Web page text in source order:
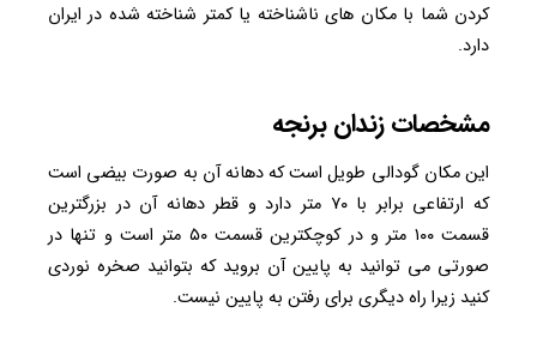
کردن شما با مکان های ناشناخته یا کمتر شناخته شده در ایران
دارد.
مشخصات زندان برنجه
این مکان گودالی طویل است که دهانه آن به صورت بیضی است
که ارتفاعی برابر با ۷۰ متر دارد و قطر دهانه آن در بزرگترین
قسمت ۱۰۰ متر و در کوچکترین قسمت ۵۰ متر است و تنها در
صورتی می توانید به پایین آن بروید که بتوانید صخره نوردی
کنید زیرا راه دیگری برای رفتن به پایین نیست.